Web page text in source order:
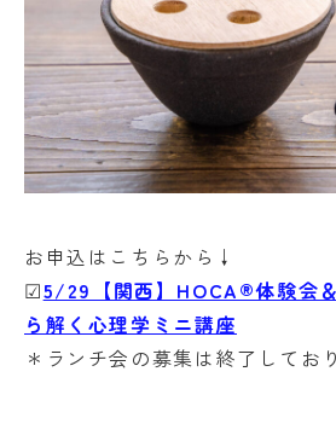
お申込はこちらから↓
☑5/29【関西】HOCA®体験会
ら解く心理学ミニ講座
＊ランチ会の募集は終了してお